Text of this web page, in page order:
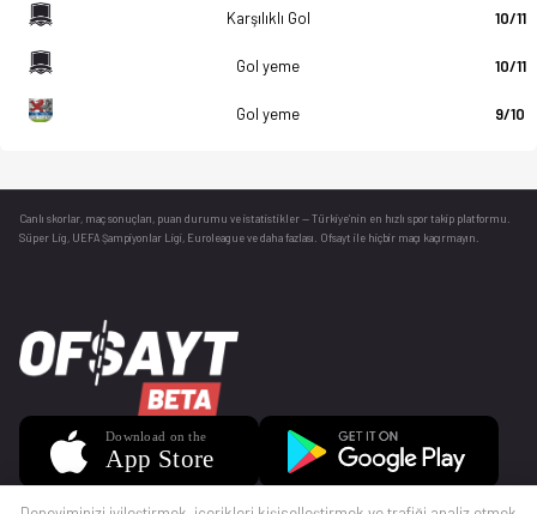
Karşılıklı Gol 10/11
Gol yeme 10/11
Gol yeme 9/10
Canlı skorlar , maç sonuçları, puan durumu ve istatistikler — Türkiye’nin en hızlı spor takip platformu.
Süper Lig, UEFA Şampiyonlar Ligi, Euroleague ve daha fazlası. Ofsayt ile hiçbir maçı kaçırmayın.